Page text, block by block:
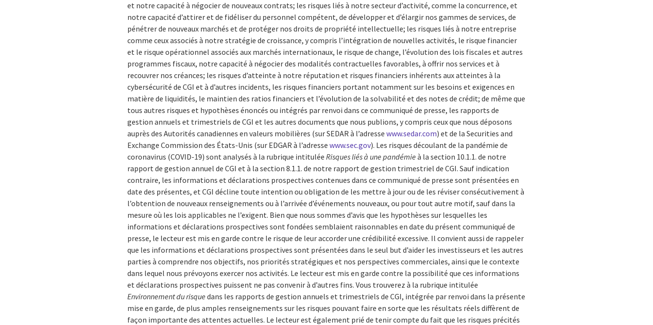
et notre capacité à négocier de nouveaux contrats; les risques liés à notre secteur d’activité, comme la concurrence, et
notre capacité d’attirer et de fidéliser du personnel compétent, de développer et d’élargir nos gammes de services, de
pénétrer de nouveaux marchés et de protéger nos droits de propriété intellectuelle; les risques liés à notre entreprise
comme ceux associés à notre stratégie de croissance, y compris l’intégration de nouvelles activités, le risque financier
et le risque opérationnel associés aux marchés internationaux, le risque de change, l’évolution des lois fiscales et autres
programmes fiscaux, notre capacité à négocier des modalités contractuelles favorables, à offrir nos services et à
recouvrer nos créances; les risques d’atteinte à notre réputation et risques financiers inhérents aux atteintes à la
cybersécurité de CGI et à d’autres incidents, les risques financiers portant notamment sur les besoins et exigences en
matière de liquidités, le maintien des ratios financiers et l’évolution de la solvabilité et des notes de crédit; de même que
tous autres risques et hypothèses énoncés ou intégrés par renvoi dans ce communiqué de presse, les rapports de
gestion annuels et trimestriels de CGI et les autres documents que nous publions, y compris ceux que nous déposons
auprès des Autorités canadiennes en valeurs mobilières (sur SEDAR à l’adressewww.sedar.com) et de la Securities and
Exchange Commission des États-Unis (sur EDGAR à l’adressewww.sec.gov). Les risques découlant de la pandémie de
coronavirus (COVID-19) sont analysés à la rubrique intituléeRisques liés à une pandémie à la section 10.1.1. de notre
rapport de gestion annuel de CGI et à la section 8.1.1. de notre rapport de gestion trimestriel de CGI.Sauf indication
contraire, les informations et déclarations prospectives contenues dans ce communiqué de presse sont présentées en
date des présentes, et CGI décline toute intention ou obligation de les mettre à jour ou de les réviser consécutivement à
l’obtention de nouveaux renseignements ou à l’arrivée d’événements nouveaux, ou pour tout autre motif, sauf dans la
mesure où les lois applicables ne l’exigent. Bien que nous sommes d’avis que les hypothèses sur lesquelles les
informations et déclarations prospectives sont fondées semblaient raisonnables en date du présent communiqué de
presse, le lecteur est mis en garde contre le risque de leur accorder une crédibilité excessive. Il convient aussi de rappeler
que les informations et déclarations prospectives sont présentées dans le seul but d’aider les investisseurs et les autres
parties à comprendre nos objectifs, nos priorités stratégiques et nos perspectives commerciales, ainsi que le contexte
dans lequel nous prévoyons exercer nos activités. Le lecteur est mis en garde contre la possibilité que ces informations
et déclarations prospectives puissent ne pas convenir à d’autres fins. Vous trouverez à la rubrique intitulée
Environnement du risque dans les rapports de gestion annuels et trimestriels de CGI, intégrée par renvoi dans la présente
mise en garde, de plus amples renseignements sur les risques pouvant faire en sorte que les résultats réels diffèrent de
façon importante des attentes actuelles. Le lecteur est également prié de tenir compte du fait que les risques précités